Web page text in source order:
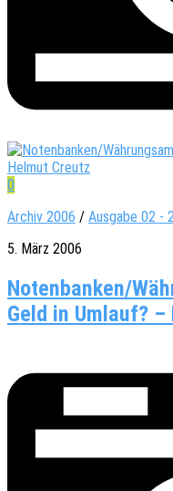
0
Archiv 2006 / Ausgabe 02 -
5. März 2006
Notenbanken/
Geld in Umlauf?